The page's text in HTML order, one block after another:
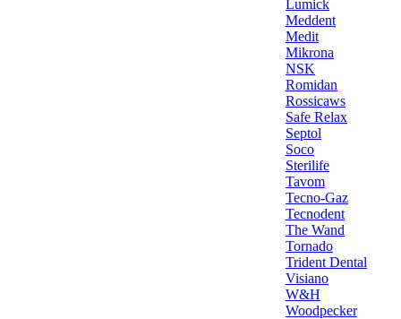
Lumick
Meddent
Medit
Mikrona
NSK
Romidan
Rossicaws
Safe Relax
Septol
Soco
Sterilife
Tavom
Tecno-Gaz
Tecnodent
The Wand
Tornado
Trident Dental
Visiano
W&H
Woodpecker